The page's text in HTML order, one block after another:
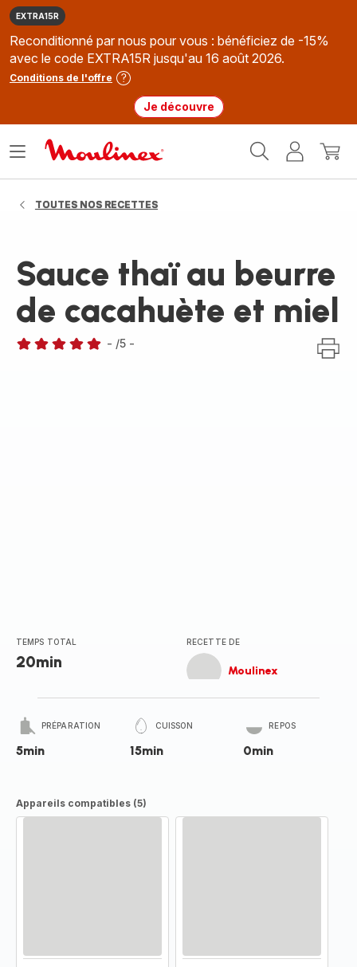
EXTRA15R
Reconditionné par nous pour vous : bénéficiez de -15%
avec le code EXTRA15R jusqu'au 16 août 2026.
Conditions de l'offre
Je découvre
MonMon
Ouvrir
TOUTES NOS RECETTES
Sauce thaï au beurre
de cacahuète et miel
- /5 -
TEMPS TOTAL
20min
RECETTE DE
Moulinex
PRÉPARATION
5min
CUISSON
15min
REPOS
0min
Appareils compatibles (5)